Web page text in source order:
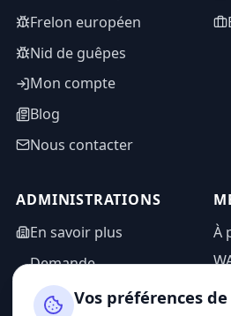
Frelon européen
Nid de guêpes
Mon compte
Blog
Nous contacter
ADMINISTRATIONS
En savoir plus
Demande
d'information
Espace admin
À
Vos préférences